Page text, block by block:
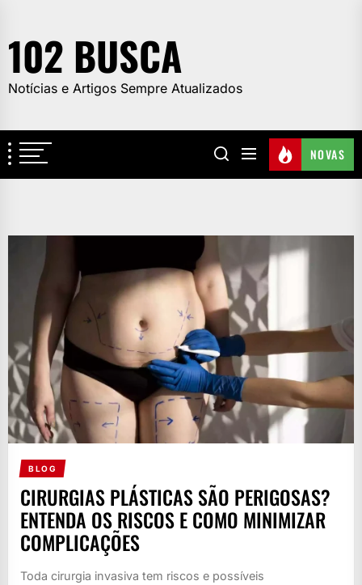
the
content
102 BUSCA
Notícias e Artigos Sempre Atualizados
NOVAS
BLOG
CIRURGIAS PLÁSTICAS SÃO PERIGOSAS?
ENTENDA OS RISCOS E COMO MINIMIZAR
COMPLICAÇÕES
Toda cirurgia invasiva tem riscos e possíveis